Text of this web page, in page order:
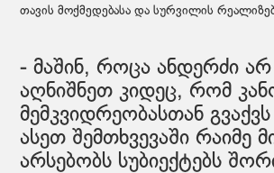
თავის მოქმედებასა და სურვილის
- მაშინ, როცა ანდერძი არ
აღნიშნეთ კიდეც, რომ
მემკვიდრეობასთან გვაქვს
ასეთ შემთხვევაში რაიმე
არსებობს სუბიექტებს